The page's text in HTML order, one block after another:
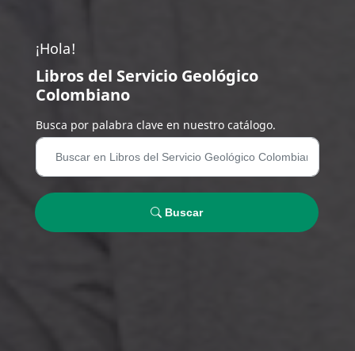
¡Hola!
Libros del Servicio Geológico
Colombiano
Busca por palabra clave en nuestro catálogo.
Buscar